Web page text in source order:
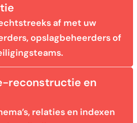
af met uw
opslagbeheerders of
reconstructie en
relaties en indexen